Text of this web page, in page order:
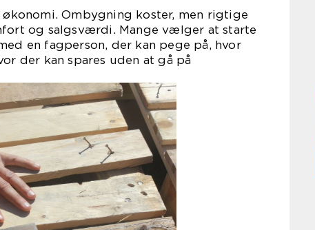
Ombygning koster, men rigtige
og salgsværdi. Mange vælger at starte
en fagperson, der kan pege på, hvor
der kan spares uden at gå på